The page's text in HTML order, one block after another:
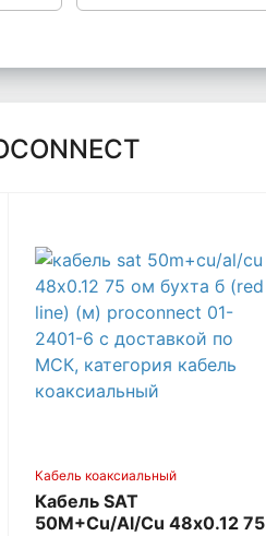
Кабель коаксиальный
Кабель SAT
50M+Cu/Al/Cu 48х0.12 75